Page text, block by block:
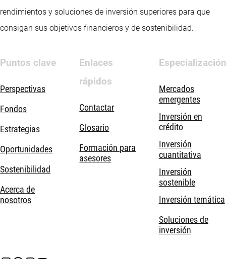
rendimientos y soluciones de inversión superiores para que
consigan sus objetivos financieros y de sostenibilidad.
Puntos clave
Perspectivas
Fondos
Estrategias
Oportunidades
Sostenibilidad
Acerca de
nosotros
Enlaces
rápidos
Contactar
Glosario
Formación para
asesores
Especialización
Mercados
emergentes
Inversión en
crédito
Inversión
cuantitativa
Inversión
sostenible
Inversión temática
Soluciones de
inversión